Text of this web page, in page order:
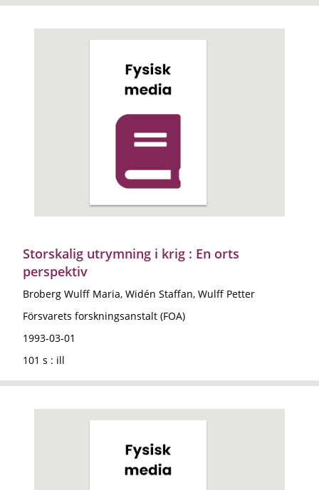
Storskalig utrymning i krig : En orts
perspektiv
Broberg Wulff Maria, Widén Staffan, Wulff Petter
Försvarets forskningsanstalt (FOA)
1993-03-01
101 s : ill